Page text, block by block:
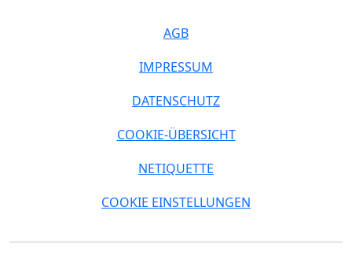
AGB
IMPRESSUM
DATENSCHUTZ
COOKIE-ÜBERSICHT
NETIQUETTE
COOKIE EINSTELLUNGEN